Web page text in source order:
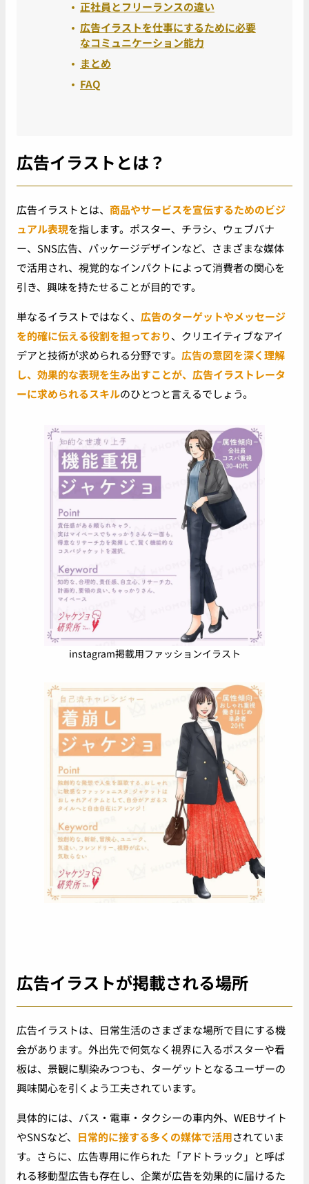
正社員とフリーランスの違い
広告イラストを仕事にするために必要
なコミュニケーション能力
まとめ
FAQ
広告イラストとは？
広告イラストとは、 商品やサービスを宣伝するためのビジ
ュアル表現を指します。ポスター、チラシ、ウェブバナ
ー、SNS広告、パッケージデザインなど、さまざまな媒体
で活用され、視覚的なインパクトによって消費者の関心を
引き、興味を持たせることが目的です。
単なるイラストではなく、 広告のターゲットやメッセージ
を的確に伝える役割を担っており、クリエイティブなアイ
デアと技術が求められる分野です。 広告の意図を深く理解
し、効果的な表現を生み出すことが、広告イラストレータ
ーに求められるスキルのひとつと言えるでしょう。
instagram掲載用ファッションイラスト
広告イラストが掲載される場所
広告イラストは、日常生活のさまざまな場所で目にする機
会があります。外出先で何気なく視界に入るポスターや看
板は、景観に馴染みつつも、ターゲットとなるユーザーの
興味関心を引くよう工夫されています。
具体的には、バス・電車・タクシーの車内外、WEBサイト
やSNSなど、 日常的に接する多くの媒体で活用されていま
す。さらに、広告専用に作られた「アドトラック」と呼ば
れる移動型広告も存在し、企業が広告を効果的に届けるた